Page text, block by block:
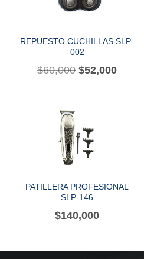
REPUESTO CUCHILLAS SLP-
002
$60,000 $52,000
PATILLERA PROFESIONAL
SLP-146
$140,000